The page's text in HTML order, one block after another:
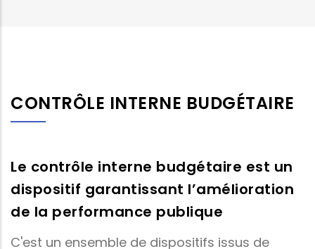
CONTRÔLE INTERNE BUDGÉTAIRE
Le contrôle interne budgétaire est un
dispositif garantissant l’amélioration
de la performance publique
C'est un ensemble de dispositifs issus de